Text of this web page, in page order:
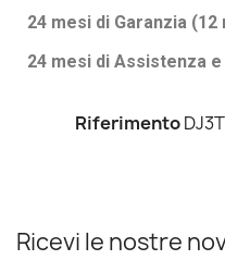
24 mesi di Garanzia
24 mesi di Assistenza
Riferimento
Ricevi le nostre